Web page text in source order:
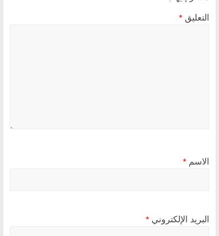
التعليق *
الاسم *
البريد الإلكتروني *